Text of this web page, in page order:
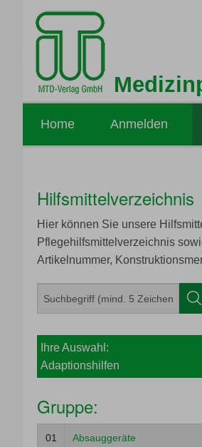
Home Anmelden
Hilfsmittelverzeichnis
Hier können Sie unsere
Pflegehilfsmittelverzeichnis
Artikelnummer,
Ihre Auswahl:
Adaptionshilfen
Gruppe:
01 Absauggeräte